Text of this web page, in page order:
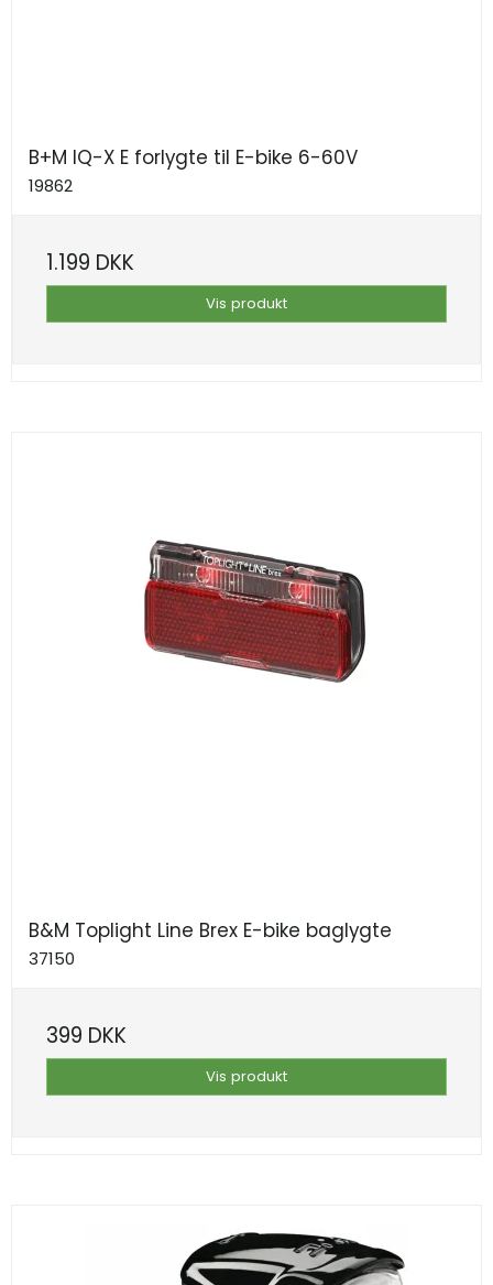
B+M IQ-X E forlygte til E-bike 6-60V
19862
1.199 DKK
Vis produkt
B&M Toplight Line Brex E-bike baglygte
37150
399 DKK
Vis produkt